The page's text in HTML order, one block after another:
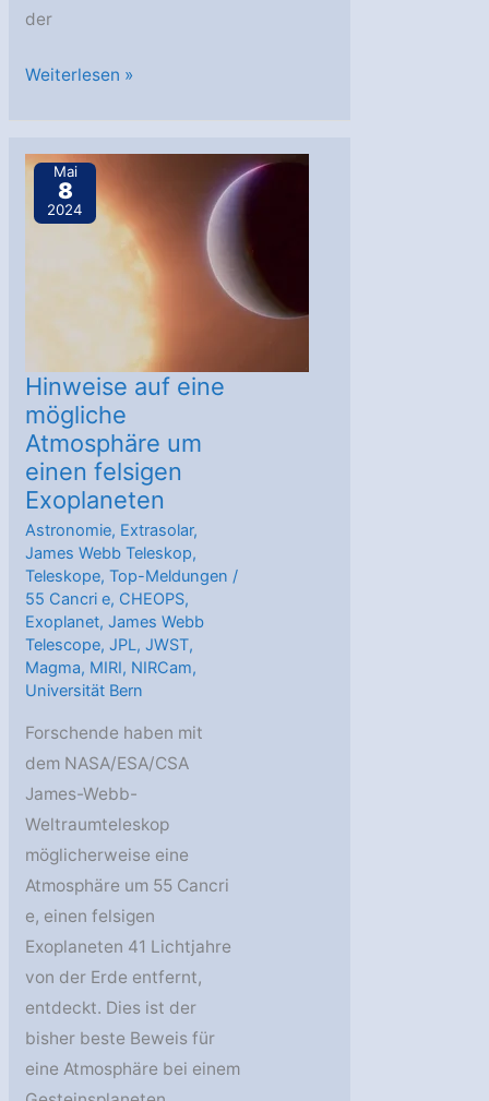
der
ESA:
neuen,
kalten
Exoplaneten
auf
Weiterlesen »
Mai
8
2024
Hinweise auf eine
mögliche
Atmosphäre um
einen felsigen
Exoplaneten
Astronomie, Extrasolar,
James Webb Teleskop,
Teleskope,Top-Meldungen /
55 Cancri e, CHEOPS,
Exoplanet,James Webb
Telescope,JPL,JWST,
Magma, MIRI, NIRCam,
Universität Bern
Forschende haben mit
dem NASA/ESA/CSA
James-Webb-
Weltraumteleskop
möglicherweise eine
Atmosphäre um 55 Cancri
e, einen felsigen
Exoplaneten 41 Lichtjahre
von der Erde entfernt,
entdeckt. Dies ist der
bisher beste Beweis für
eine Atmosphäre bei einem